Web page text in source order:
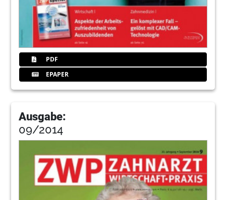
PDF
EPAPER
Ausgabe:
09/2014